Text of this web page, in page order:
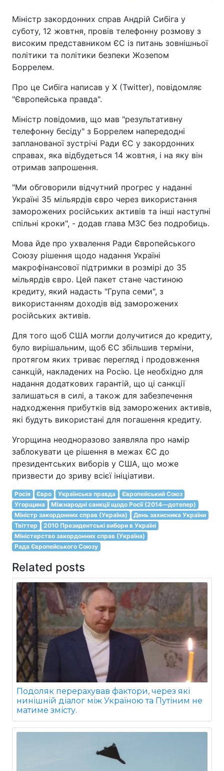
Міністр закордонних справ Андрій Сибіга у
суботу, 12 жовтня, провів телефонну розмову з
високим представником ЄС із питань зовнішньої
політики та політики безпеки Жозепом
Боррелем.
Про це Сибіга написав у X (Twitter), повідомляє
"Європейська правда".
Міністр повідомив, що мав "результативну
телефонну бесіду" з Боррелем напередодні
запланованої зустрічі Ради ЄС у закордонних
справах, яка відбудеться 14 жовтня, і на яку він
отримав запрошення.
"Ми обговорили відчутний прогрес у наданні
Україні 35 мільярдів євро через використання
заморожених російських активів та інші наступні
спільні кроки", - додав глава МЗС без подробиць.
Мова йде про ухвалення Ради Європейського
Союзу рішення щодо надання Україні
макрофінансової підтримки в розмірі до 35
мільярдів євро. Цей пакет стане частиною
кредиту, який надасть "Група семи", з
використанням доходів від заморожених
російських активів.
Для того щоб США могли долучитися до кредиту,
було вирішальним, щоб ЄС збільшив терміни,
протягом яких триває перегляд і продовження
санкцій, накладених на Росію. Це необхідно для
надання додаткових гарантій, що ці санкції
залишаться в силі, а також для забезпечення
надходження прибутків від заморожених активів,
які будуть використані для погашення кредиту.
Угорщина неодноразово заявляла про намір
заблокувати це рішення в межах ЄС до
президентських виборів у США, що може
призвести до зриву всієї ініціативи.
Росія Євро Українська правда
Європейський Союз
Угорщина
Міжнародні санкції щодо Росії (2014—дотепер)
Міністр закордонних справ (Україна)
День захисника України
Твіттер
2010 Президентські вибори в Україні
Міністерство закордонних справ (Україна)
Рада Європейського Союзу
Related posts
Подоляк перерахував фактори, через які
нинішній діалог між Україною та Путіним не
матиме змісту.